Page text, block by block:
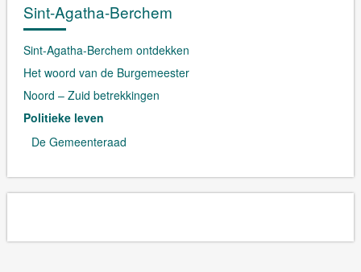
Sint-Agatha-Berchem
Sint-Agatha-Berchem ontdekken
Het woord van de Burgemeester
Noord – Zuid betrekkingen
Politieke leven
De Gemeenteraad